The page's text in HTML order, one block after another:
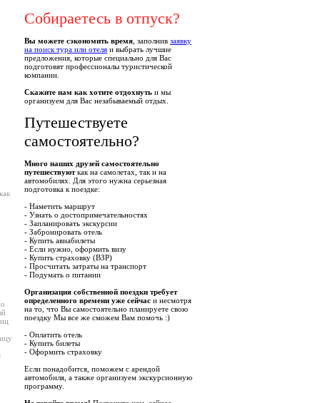
Собираетесь в отпуск?
Вы можете сэкономить время , заполнив заявку
на поиск тура или отеля и выбрать лучшие
предложения, которые специально для Вас
подготовят профессионалы туристической
компании.
Скажите нам как хотите отдохнуть и мы
организуем для Вас незабываемый отдых.
Путешествуете
самостоятельно?
Много наших друзей самостоятельно
путешествуюткак на самолетах, так и на
автомобилях. Для этого нужна серьезная
подготовка к поездке:
- Наметить маршрут
- Узнать о достопримечательностях
- Запланировать экскурсии
- Забронировать отель
- Купить авиабилеты
- Если нужно, оформить визу
- Купить страховку (ВЗР)
- Просчитать затраты на транспорт
- Подумать о питании
Организация собственной поездки требует
определенного времени уже сейчас и несмотря
на то, что Вы самостоятельно планируете свою
поездку Мы все же сможем Вам помочь :)
- Оплатить отель
- Купить билеты
- Оформить страховку
Если понадобится, поможем с арендой
автомобиля, а также организуем экскурсионную
программу.